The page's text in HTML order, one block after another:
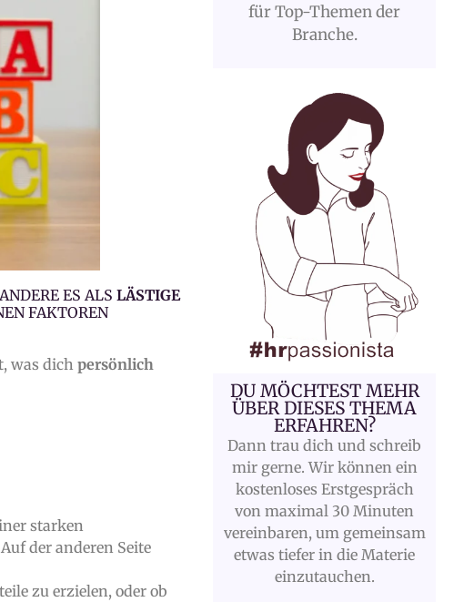
ES ALS LÄSTIGE
FAKTOREN
was dich persönlich
starken
der anderen Seite
zu erzielen, oder ob
für Top-Themen der
Branche.
DU MÖCHTEST MEHR
ÜBER DIESES THEMA
ERFAHREN?
Dann trau dich und schreib
mir gerne. Wir können ein
kostenloses Erstgespräch
von maximal 30 Minuten
vereinbaren, um gemeinsam
etwas tiefer in die Materie
einzutauchen.